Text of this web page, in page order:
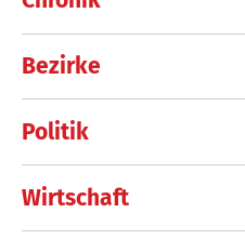
Bezirke
Politik
Wirtschaft